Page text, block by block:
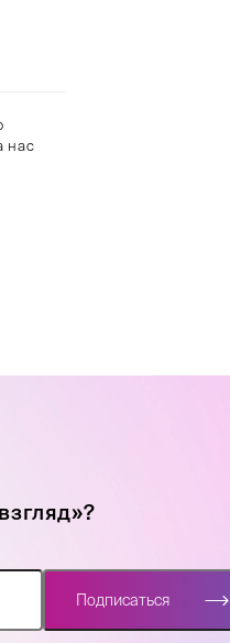
нас
Подписаться